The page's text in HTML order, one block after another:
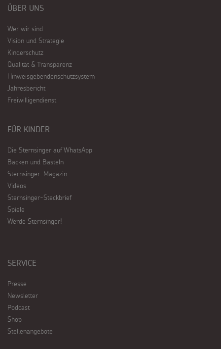
ÜBER UNS
Wer wir sind
Vision und Strategie
Kinderschutz
Qualität & Transparenz
Hinweisgebendenschutzsystem
Jahresbericht
Freiwilligendienst
FÜR KINDER
Die Sternsinger auf WhatsApp
Backen und Basteln
Sternsinger-Magazin
Videos
Sternsinger-Steckbrief
Spiele
Werde Sternsinger!
SERVICE
Presse
Newsletter
Podcast
Shop
Stellenangebote